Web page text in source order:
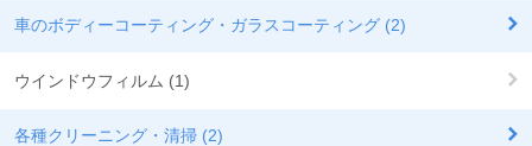
車のボディーコーティング・ガラスコーティング (2)
ウインドウフィルム (1)
各種クリーニング・清掃 (2)